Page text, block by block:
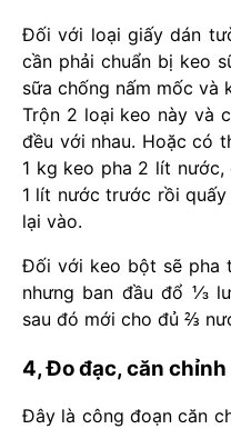
Đối với loại giấy dán
cần phải chuẩn bị keo
sữa chống nấm mốc và
Trộn 2 loại keo này và
đều với nhau. Hoặc có
1 kg keo pha 2 lít
1 lít nước trước rồi
lại vào.
Đối với keo bột sẽ pha
nhưng ban đầu đổ ⅓
sau đó mới cho đủ ⅔
4, Đo đạc, căn
Đây là công đoạn căn